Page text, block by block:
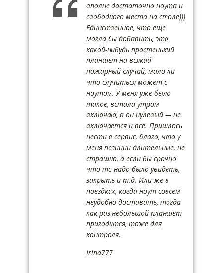
вполне достаточно ноута и
свободного места на столе)))
Единственное, что еще
могла бы добавить, это
какой-нибудь простенький
планшет на всякий
пожарный случай, мало ли
что случиться может с
ноутом. У меня уже было
такое, встала утром
включаю, а он нулевый — не
включается и все. Пришлось
нести в сервис, благо, что у
меня позиции длительные, не
страшно, а если бы срочно
что-то надо было увидеть,
закрыть и т.д. Или же в
поездках, когда ноут совсем
неудобно доставать, тогда
как раз небольшой планшет
пригодится, тоже для
контроля.
Irina777